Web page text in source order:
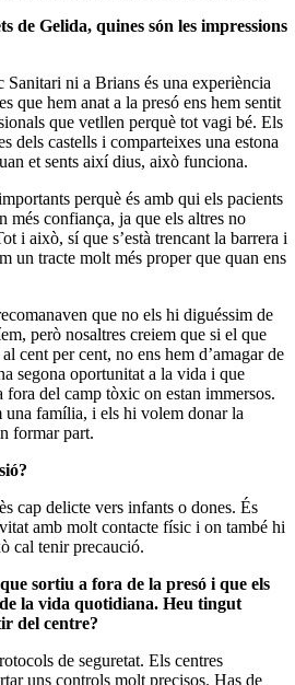
de Gelida, quines són les impressions
Sanitari ni a Brians és una experiència
que hem anat a la presó ens hem sentit
que vetllen perquè tot vagi bé. Els
dels castells i comparteixes una estona
et sents així dius, això funciona.
perquè és amb qui els pacients
més confiança, ja que els altres no
i això, sí que s’està trencant la barrera i
un tracte molt més proper que quan ens
que no els hi diguéssim de
però nosaltres creiem que si el que
cent per cent, no ens hem d’amagar de
segona oportunitat a la vida i que
fora del camp tòxic on estan immersos.
una família, i els hi volem donar la
formar part.
cap delicte vers infants o dones. És
amb molt contacte físic i on també hi
cal tenir precaució.
sortiu a fora de la presó i que els
la vida quotidiana. Heu tingut
del centre?
de seguretat. Els centres
uns controls molt precisos. Has de